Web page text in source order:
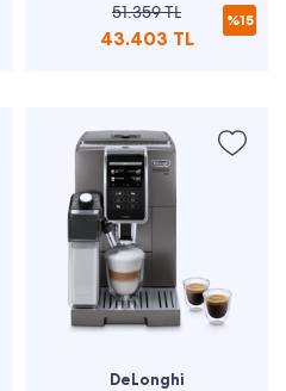
51.359 TL
43.403 TL
%15
DeLonghi